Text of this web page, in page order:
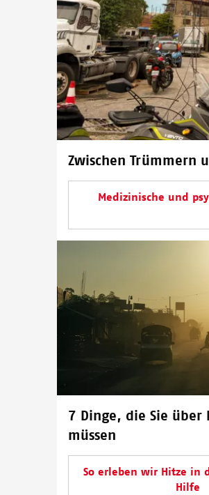
Zwischen Trümmern
Medizinische und
7 Dinge, die Sie über
müssen
So erleben wir Hitze in
Hilfe